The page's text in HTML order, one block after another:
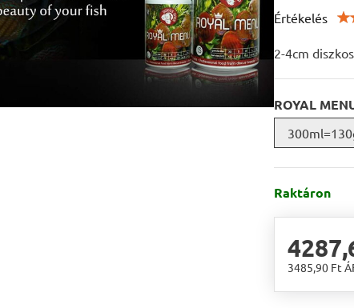
Értékelés
2-4cm
ROYAL
Raktáron
3485,90 Ft